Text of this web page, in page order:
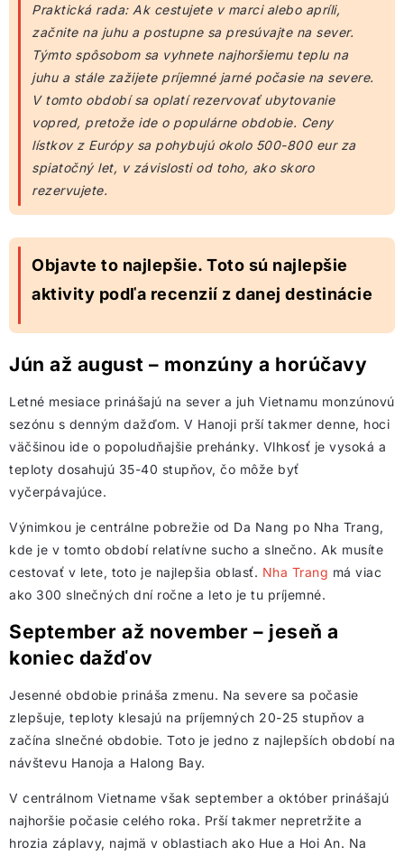
Praktická rada: Ak cestujete v marci alebo apríli,
začnite na juhu a postupne sa presúvajte na sever.
Týmto spôsobom sa vyhnete najhoršiemu teplu na
juhu a stále zažijete príjemné jarné počasie na severe.
V tomto období sa oplatí rezervovať ubytovanie
vopred, pretože ide o populárne obdobie. Ceny
lístkov z Európy sa pohybujú okolo 500-800 eur za
spiatočný let, v závislosti od toho, ako skoro
rezervujete.
Objavte to najlepšie. Toto sú najlepšie
aktivity podľa recenzií z danej destinácie
Jún až august – monzúny a horúčavy
Letné mesiace prinášajú na sever a juh Vietnamu monzúnovú
sezónu s denným dažďom. V Hanoji prší takmer denne, hoci
väčšinou ide o popoludňajšie prehánky. Vlhkosť je vysoká a
teploty dosahujú 35-40 stupňov, čo môže byť
vyčerpávajúce.
Výnimkou je centrálne pobrežie od Da Nang po Nha Trang,
kde je v tomto období relatívne sucho a slnečno. Ak musíte
cestovať v lete, toto je najlepšia oblasť. Nha Trang má viac
ako 300 slnečných dní ročne a leto je tu príjemné.
September až november – jeseň a
koniec dažďov
Jesenné obdobie prináša zmenu. Na severe sa počasie
zlepšuje, teploty klesajú na príjemných 20-25 stupňov a
začína slnečné obdobie. Toto je jedno z najlepších období na
návštevu Hanoja a Halong Bay.
V centrálnom Vietname však september a október prinášajú
najhoršie počasie celého roka. Prší takmer nepretržite a
hrozia záplavy, najmä v oblastiach ako Hue a Hoi An. Na